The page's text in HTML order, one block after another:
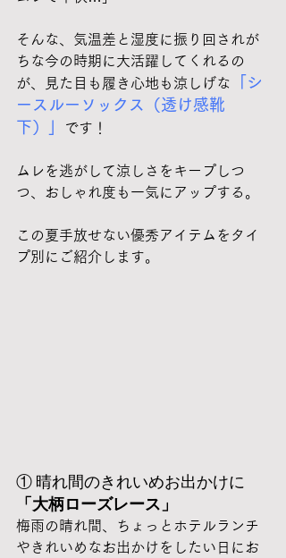
そんな、気温差と湿度に振り回されが
ちな今の時期に大活躍してくれるの
が、見た目も履き心地も涼しげな
「シ
ースルーソックス（透け感靴
下）」
です！
ムレを逃がして涼しさをキープしつ
つ、おしゃれ度も一気にアップする。
この夏手放せない優秀アイテムをタイ
プ別にご紹介します。
① 晴れ間のきれいめお出かけに
「大柄ローズレース」
梅雨の晴れ間、ちょっとホテルランチ
やきれいめなお出かけをしたい日にお